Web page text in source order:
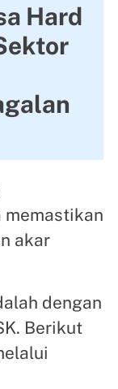
Hard
memastikan
akar
dengan
Berikut